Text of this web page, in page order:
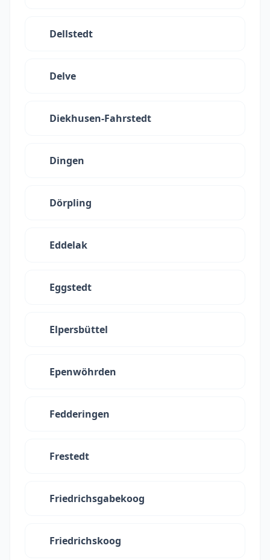
Dellstedt
Delve
Diekhusen-Fahrstedt
Dingen
Dörpling
Eddelak
Eggstedt
Elpersbüttel
Epenwöhrden
Fedderingen
Frestedt
Friedrichsgabekoog
Friedrichskoog